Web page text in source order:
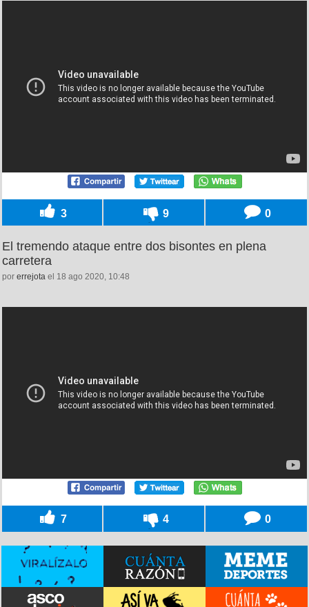
3 9 0
El tremendo ataque entre dos bisontes en plena
carretera
por errejota el 18 ago 2020, 10:48
7 4 0